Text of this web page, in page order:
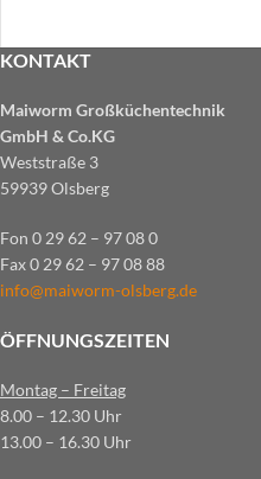
KONTAKT
Maiworm Großküchentechnik
GmbH & Co.KG
Weststraße 3
59939 Olsberg
Fon 0 29 62 – 97 08 0
Fax 0 29 62 – 97 08 88
info@maiworm-olsberg.de
ÖFFNUNGSZEITEN
Montag – Freitag
8.00 – 12.30 Uhr
13.00 – 16.30 Uhr